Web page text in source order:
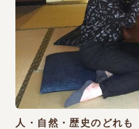
人・自然・歴史のどれも